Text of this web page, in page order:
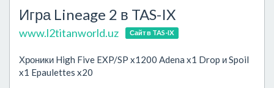
Игра Lineage 2 в TAS-IX
www.l2titanworld.uz Сайт в TAS-IX
Хроники High Five EXP/SP x1200 Adena x1 Drop и Spoil
x1 Epaulettes x20